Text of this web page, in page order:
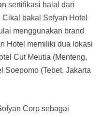
sertifikasi halal dari
bakal Sofyan Hotel
menggunakan brand
Hotel memiliki dua lokasi
Cut Meutia (Menteng,
Soepomo (Tebet, Jakarta
Corp sebagai